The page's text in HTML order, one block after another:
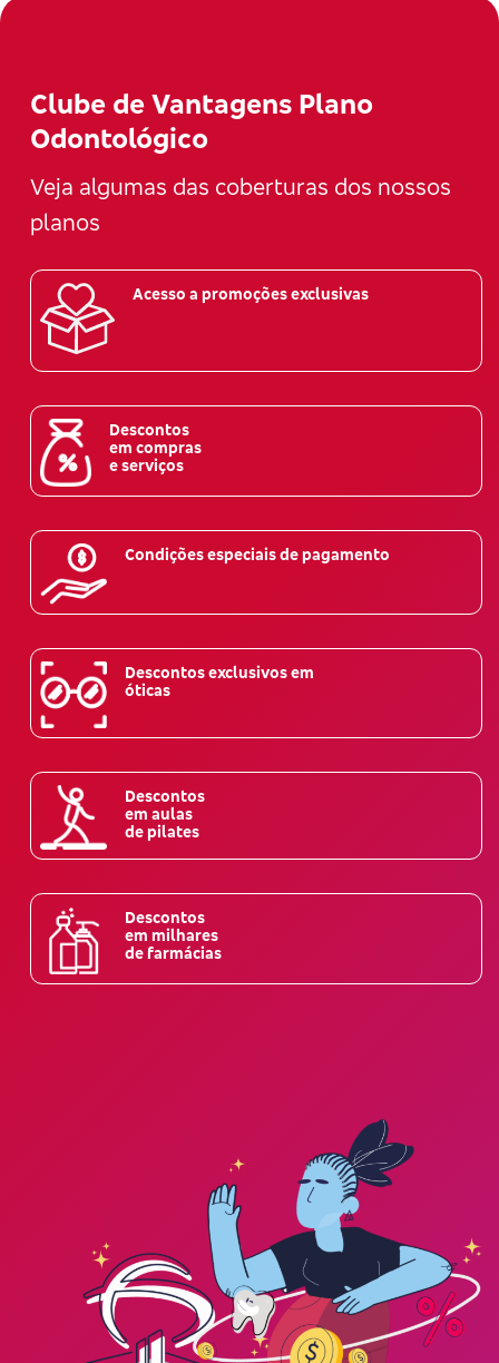
Clube de Vantagens Plano
Odontológico
Veja algumas das coberturas dos nossos
planos
Acesso a promoções exclusivas
Descontos
em compras
e serviços
Condições especiais de pagamento
Descontos exclusivos em
óticas
Descontos
em aulas
de pilates
Descontos
em milhares
de farmácias